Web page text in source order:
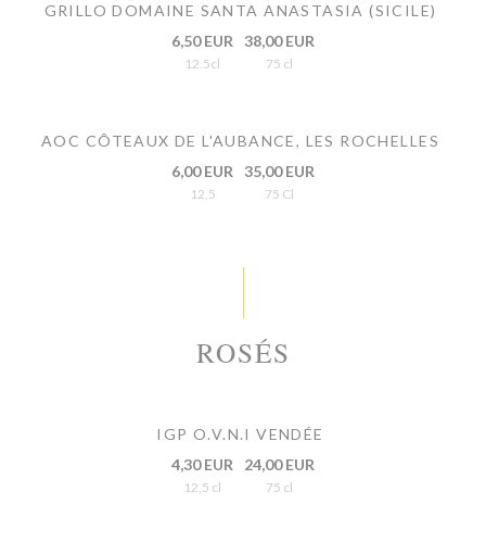
GRILLO DOMAINE SANTA ANASTASIA (SICILE)
6,50 EUR
12.5cl
38,00 EUR
75 cl
AOC CÔTEAUX DE L'AUBANCE, LES ROCHELLES
6,00 EUR
12,5
35,00 EUR
75 Cl
ROSÉS
IGP O.V.N.I VENDÉE
4,30 EUR
12,5 cl
24,00 EUR
75 cl